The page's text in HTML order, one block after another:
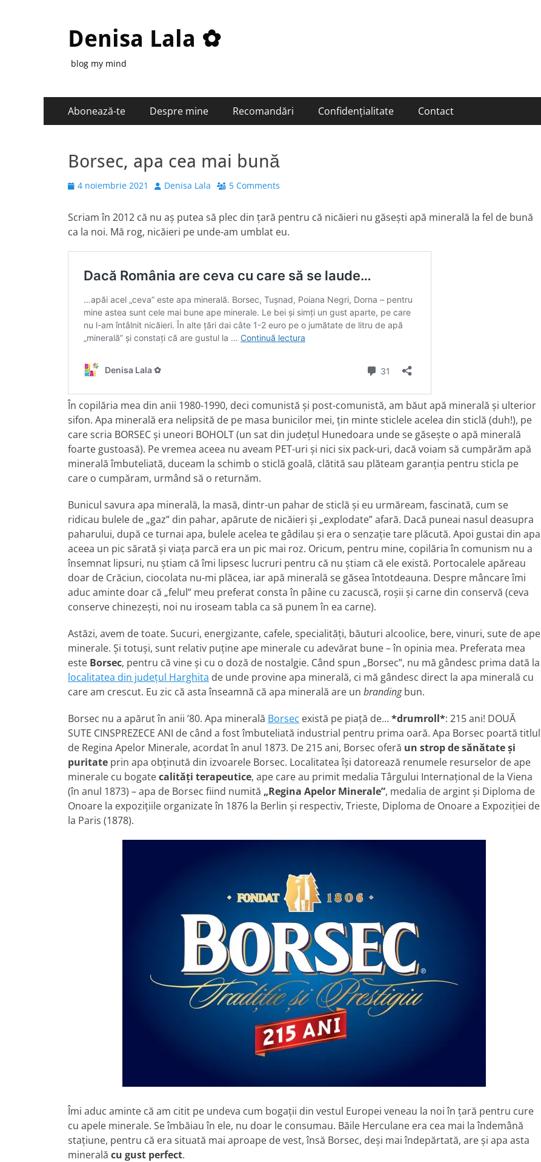
Denisa Lala ✿
blog my mind
Primary
Menu
Abonează-te Despre mine Recomandări Confidențialitate Contact
Borsec, apa cea mai bună
Posted
4 noiembrie 2021 Author
Denisa Lala 5 Comments
Scriam în 2012 că nu aș putea să plec din țară pentru că nicăieri nu găsești apă minerală la fel de bună
ca la noi. Mă rog, nicăieri pe unde-am umblat eu.
În copilăria mea din anii 1980-1990, deci comunistă și post-comunistă, am băut apă minerală și ulterior
sifon. Apa minerală era nelipsită de pe masa bunicilor mei, țin minte sticlele acelea din sticlă (duh!), pe
care scria BORSEC și uneori BOHOLT (un sat din județul Hunedoara unde se găsește o apă minerală
foarte gustoasă). Pe vremea aceea nu aveam PET-uri și nici six pack-uri, dacă voiam să cumpărăm apă
minerală îmbuteliată, duceam la schimb o sticlă goală, clătită sau plăteam garanția pentru sticla pe
care o cumpăram, urmând să o returnăm.
Bunicul savura apa minerală, la masă, dintr-un pahar de sticlă și eu urmăream, fascinată, cum se
ridicau bulele de „gaz” din pahar, apărute de nicăieri și „explodate” afară. Dacă puneai nasul deasupra
paharului, după ce turnai apa, bulele acelea te gâdilau și era o senzație tare plăcută. Apoi gustai din apa
aceea un pic sărată și viața parcă era un pic mai roz. Oricum, pentru mine, copilăria în comunism nu a
însemnat lipsuri, nu știam că îmi lipsesc lucruri pentru că nu știam că ele există. Portocalele apăreau
doar de Crăciun, ciocolata nu-mi plăcea, iar apă minerală se găsea întotdeauna. Despre mâncare îmi
aduc aminte doar că „felul” meu preferat consta în pâine cu zacuscă, roșii și carne din conservă (ceva
conserve chinezești, noi nu iroseam tabla ca să punem în ea carne).
Astăzi, avem de toate. Sucuri, energizante, cafele, specialități, băuturi alcoolice, bere, vinuri, sute de ape
minerale. Și totuși, sunt relativ puține ape minerale cu adevărat bune – în opinia mea. Preferata mea
este Borsec, pentru că vine și cu o doză de nostalgie. Când spun „Borsec”, nu mă gândesc prima dată la
localitatea din județul Harghita de unde provine apa minerală, ci mă gândesc direct la apa minerală cu
care am crescut. Eu zic că asta înseamnă că apa minerală are un brandingbun.
Borsec nu a apărut în anii ’80. Apa minerală Borsec există pe piață de…*drumroll*: 215 ani! DOUĂ
SUTE CINSPREZECE ANI de când a fost îmbuteliată industrial pentru prima oară. Apa Borsec poartă titlul
de Regina Apelor Minerale, acordat în anul 1873. De 215 ani, Borsec oferă un strop de sănătate și
puritate prin apa obținută din izvoarele Borsec. Localitatea își datorează renumele resurselor de ape
minerale cu bogatecalități terapeutice, ape care au primit medalia Târgului Internațional de la Viena
(în anul 1873) – apa de Borsec fiind numită „Regina Apelor Minerale”, medalia de argint și Diploma de
Onoare la expozițiile organizate în 1876 la Berlin și respectiv, Trieste, Diploma de Onoare a Expoziției de
la Paris (1878).
Îmi aduc aminte că am citit pe undeva cum bogații din vestul Europei veneau la noi în țară pentru cure
cu apele minerale. Se îmbăiau în ele, nu doar le consumau. Băile Herculane era cea mai la îndemână
stațiune, pentru că era situată mai aproape de vest, însă Borsec, deși mai îndepărtată, are și apa asta
minerală cu gust perfect.